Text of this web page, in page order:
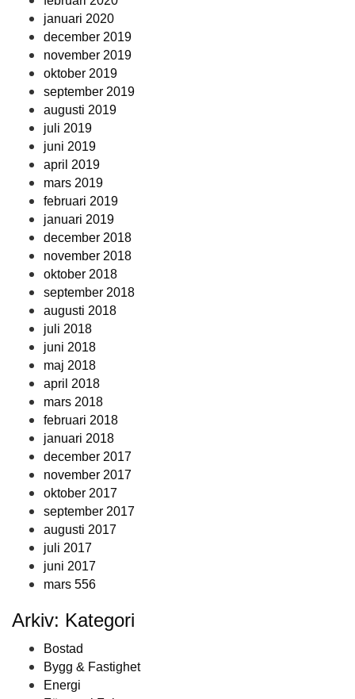
januari 2020
december 2019
november 2019
oktober 2019
september 2019
augusti 2019
juli 2019
juni 2019
april 2019
mars 2019
februari 2019
januari 2019
december 2018
november 2018
oktober 2018
september 2018
augusti 2018
juli 2018
juni 2018
maj 2018
april 2018
mars 2018
februari 2018
januari 2018
december 2017
november 2017
oktober 2017
september 2017
augusti 2017
juli 2017
juni 2017
mars 556
Arkiv: Kategori
Bostad
Bygg & Fastighet
Energi